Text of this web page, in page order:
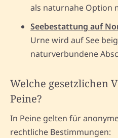
als naturnahe Option
Seebestattung auf
Urne wird auf See
naturverbundene
Welche gesetzlichen
Peine?
In Peine gelten für
rechtliche Bestimmungen: